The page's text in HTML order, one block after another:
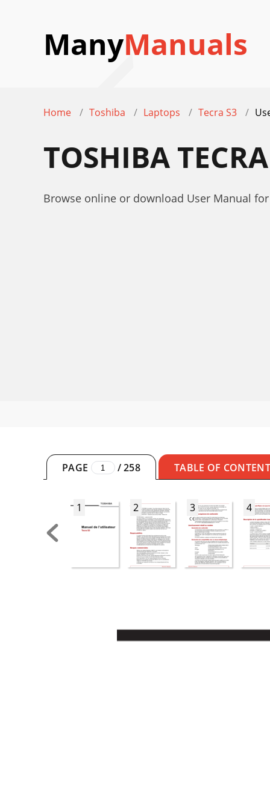
ManyManuals
Home Toshiba Laptops Tecra S3
TOSHIBA
Browse online or download User Manual
PAGE /258 TABLE OF
1 2 3 4